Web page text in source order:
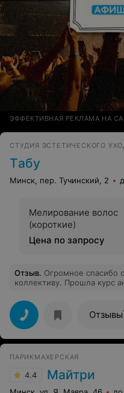
ЭФФЕКТИВНАЯ РЕКЛАМА НА
СТУДИЯ ЭСТЕТИЧЕСКОГО
Tабу
Минск, пер. Тучинский, 2
Мелирование волос
(короткие)
Цена по запросу
Отзыв. Огромное спасибо
коллективу. Прошла курс
подтянулся, бока пропали.
Даже исчез целлюлит.Отзывы
ПАРИКМАХЕРСКАЯ
4.4 Майтри